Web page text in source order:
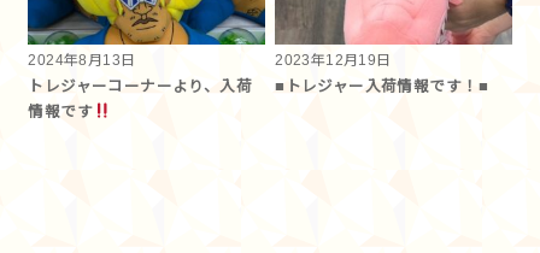
2024年8月13日
トレジャーコーナーより、入荷
情報です
2023年12月19日
■トレジャー入荷情報です！■